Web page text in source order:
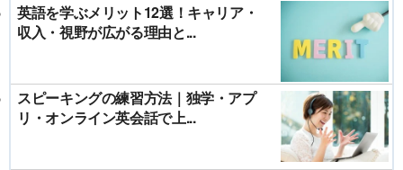
英語を学ぶメリット12選！キャリア・
収入・視野が広がる理由と...
スピーキングの練習方法｜独学・アプ
リ・オンライン英会話で上...